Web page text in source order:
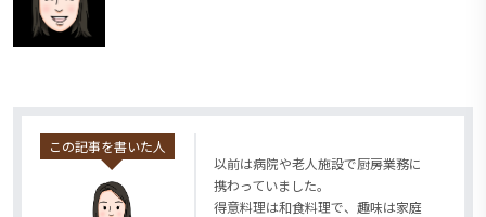
この記事を書いた人
以前は病院や老人施設で厨房業務に
携わっていました。
得意料理は和食料理で、趣味は家庭